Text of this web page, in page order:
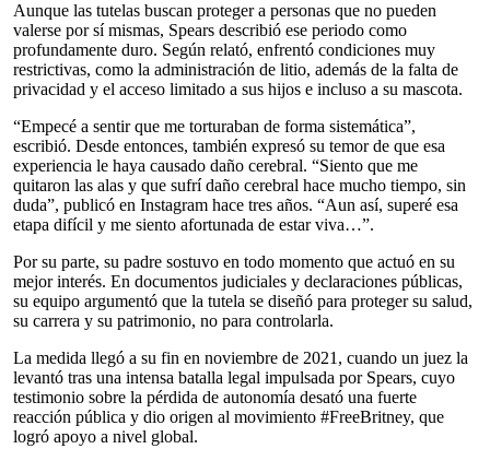
Aunque las tutelas buscan proteger a personas que no pueden
valerse por sí mismas, Spears describió ese periodo como
profundamente duro. Según relató, enfrentó condiciones muy
restrictivas, como la administración de litio, además de la falta de
privacidad y el acceso limitado a sus hijos e incluso a su mascota.
“Empecé a sentir que me torturaban de forma sistemática”,
escribió. Desde entonces, también expresó su temor de que esa
experiencia le haya causado daño cerebral. “Siento que me
quitaron las alas y que sufrí daño cerebral hace mucho tiempo, sin
duda”, publicó en Instagram hace tres años. “Aun así, superé esa
etapa difícil y me siento afortunada de estar viva…”.
Por su parte, su padre sostuvo en todo momento que actuó en su
mejor interés. En documentos judiciales y declaraciones públicas,
su equipo argumentó que la tutela se diseñó para proteger su salud,
su carrera y su patrimonio, no para controlarla.
La medida llegó a su fin en noviembre de 2021, cuando un juez la
levantó tras una intensa batalla legal impulsada por Spears, cuyo
testimonio sobre la pérdida de autonomía desató una fuerte
reacción pública y dio origen al movimiento #FreeBritney, que
logró apoyo a nivel global.